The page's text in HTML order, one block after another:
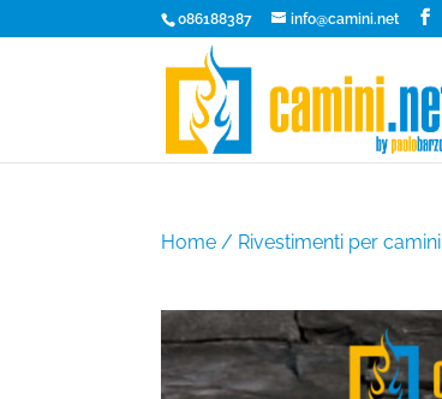
086188387 info@camini.net
Home / Rivestimenti per camini